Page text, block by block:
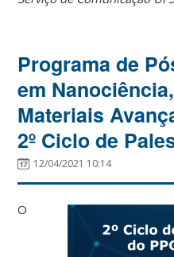
Programa de
em
Materiais
2º Ciclo de
12/04/2021 10:14
O